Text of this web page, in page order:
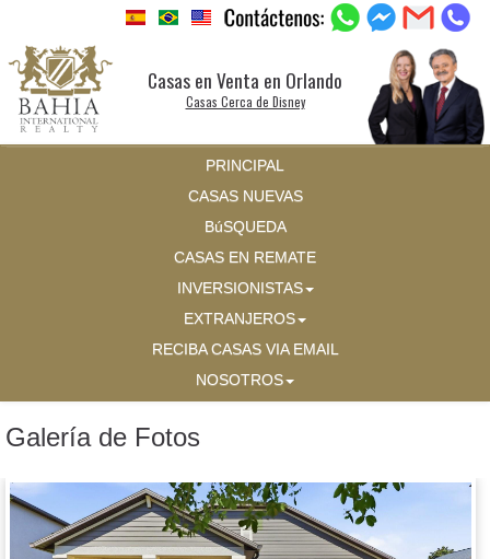
Casas en Venta en Orlando
Casas Cerca de Disney
PRINCIPAL
CASAS NUEVAS
BúSQUEDA
CASAS EN REMATE
INVERSIONISTAS
EXTRANJEROS
RECIBA CASAS VIA EMAIL
NOSOTROS
Galería de Fotos